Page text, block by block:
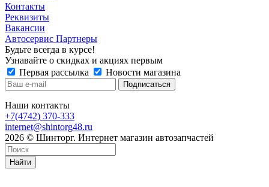
Контакты
Реквизиты
Вакансии
Автосервис Партнеры
Будьте всегда в курсе!
Узнавайте о скидках и акциях первым
Первая рассылка
Новости магазина
Наши контакты
+7(4742) 370-333
internet@shintorg48.ru
2026 © Шинторг. Интернет магазин автозапчастей
Найти